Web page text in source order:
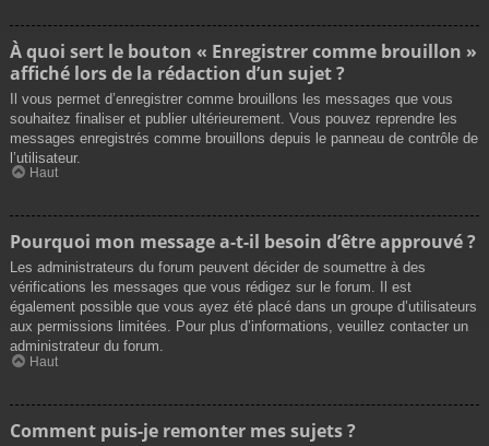
À quoi sert le bouton « Enregistrer comme brouillon »
affiché lors de la rédaction d’un sujet ?
Il vous permet d’enregistrer comme brouillons les messages que vous
souhaitez finaliser et publier ultérieurement. Vous pouvez reprendre les
messages enregistrés comme brouillons depuis le panneau de contrôle de
l’utilisateur.
Haut
Pourquoi mon message a-t-il besoin d’être approuvé ?
Les administrateurs du forum peuvent décider de soumettre à des
vérifications les messages que vous rédigez sur le forum. Il est
également possible que vous ayez été placé dans un groupe d’utilisateurs
aux permissions limitées. Pour plus d’informations, veuillez contacter un
administrateur du forum.
Haut
Comment puis-je remonter mes sujets ?